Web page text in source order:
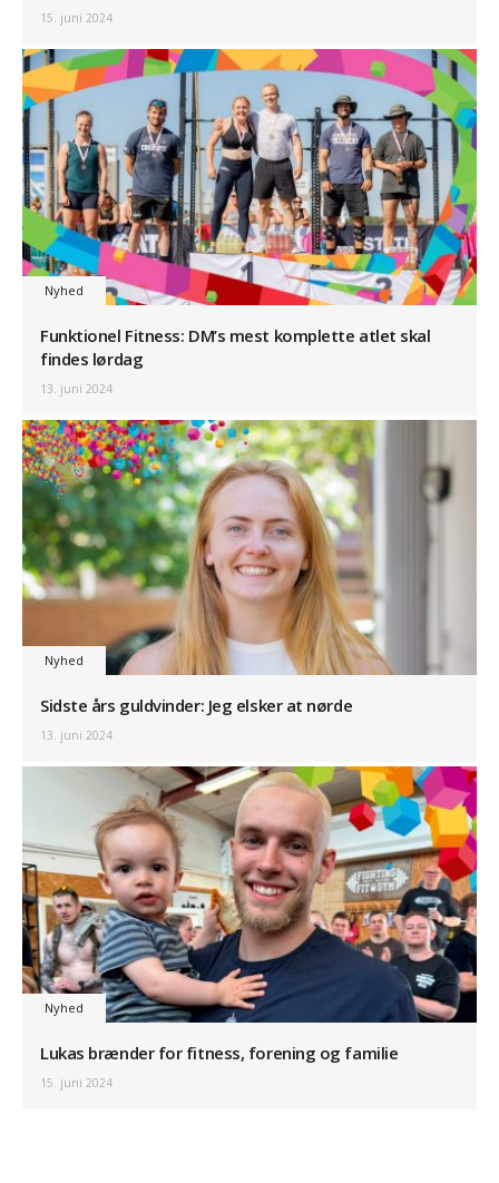
15. juni 2024
Nyhed
Funktionel Fitness: DM’s mest komplette atlet skal
findes lørdag
13. juni 2024
Nyhed
Sidste års guldvinder: Jeg elsker at nørde
13. juni 2024
Nyhed
Lukas brænder for fitness, forening og familie
15. juni 2024